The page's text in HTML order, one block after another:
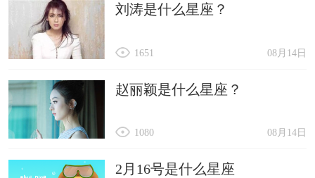
刘涛是什么星座？
08月14日
1651
赵丽颖是什么星座？
08月14日
1080
2月16号是什么星座